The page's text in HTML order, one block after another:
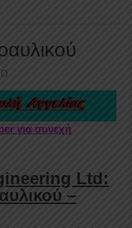
ανεφοδιασμό αυτόματων
για συνεχή
Ltd:
–